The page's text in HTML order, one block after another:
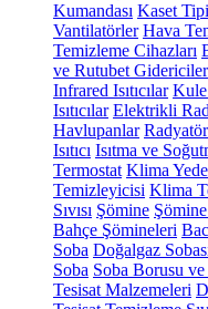
Kumandası Kaset
Vantilatörler Hava
Temizleme Cihazları
ve Rutubet Gidericiler
Infrared Isıtıcılar Kule
Isıtıcılar Elektrikli
Havlupanlar
Isıtıcı Isıtma ve
Termostat Klima
Temizleyicisi Klima
Sıvısı Şömine
Bahçe Şömineleri
Soba Doğalgaz
Soba Soba Borusu ve
Tesisat Malzemeleri